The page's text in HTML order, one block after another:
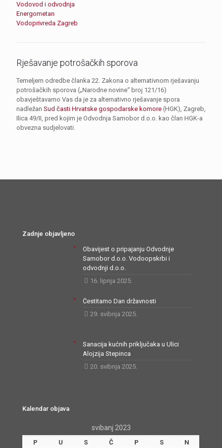
Vodovod i odvodnja
Energometan
Vodoprivreda Zagreb
Rješavanje potrošačkih sporova
Temeljem odredbe članka 22. Zakona o alternativnom rješavanju
potrošačkih sporova („Narodne novine“ broj 121/16)
obavještavamo Vas da je za alternativno rješavanje spora
nadležan Sud časti Hrvatske gospodarske komore (HGK), Zagreb,
Ilica 49/II, pred kojim je Odvodnja Samobor d.o.o. kao član HGK-a
obvezna sudjelovati.
Zadnje objavljeno
Obavijest o pripajanju Odvodnje
Samobor d.o.o. Vodoopskrbi i
odvodnji d.o.o.
16. lipnja 2025.
Čestitamo Dan državnosti
29. svibnja 2025.
Sanacija kućnih priključaka u Ulici
Alojzija Stepinca
20. svibnja 2025.
Kalendar objava
svibanj 2023
P U S Č P S
N